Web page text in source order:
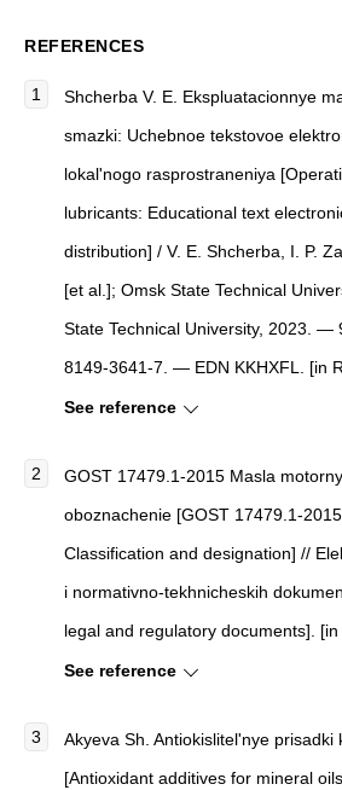
REFERENCES
Shcherba V. E. Ekspluatacionnye
smazki: Uchebnoe tekstovoe
lokal'nogo rasprostraneniya
lubricants: Educational text
distribution] / V. E. Shcherba, I. P.
[et al.]; Omsk State Technical
State Technical University, 2023.
8149-3641-7. — EDN KKHXFL. [in
See reference
GOST 17479.1-2015 Masla
oboznachenie [GOST 17479.1-
Classification and designation] //
i normativno-tekhnicheskih
legal and regulatory documents]. [in
See reference
Akyeva Sh. Antiokislitel'nye prisadki
[Antioxidant additives for mineral